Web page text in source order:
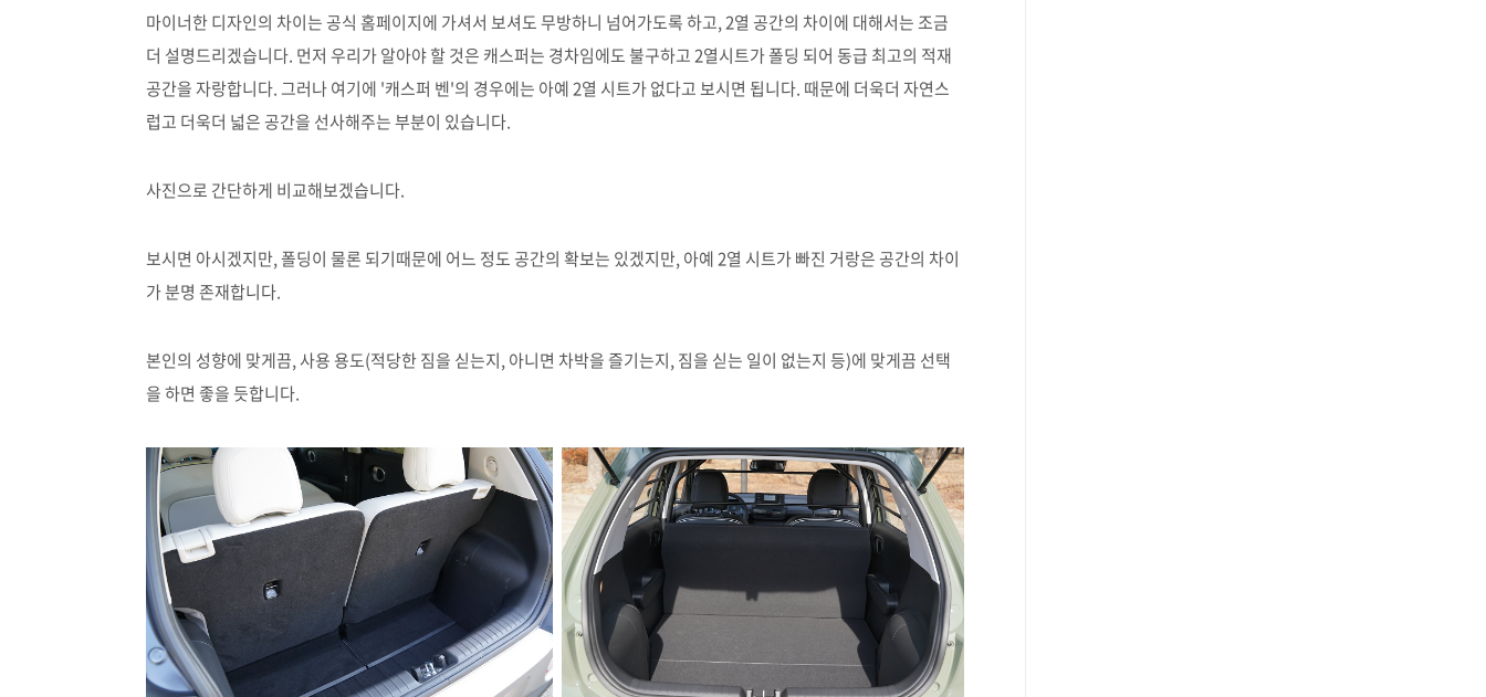
마이너한 디자인의 차이는 공식 홈페이지에 가셔서 보셔도 무방하니 넘어가도록 하고, 2열 공간의 차이에 대해서는 조금
더 설명드리겠습니다. 먼저 우리가 알아야 할 것은 캐스퍼는 경차임에도 불구하고 2열시트가 폴딩 되어 동급 최고의 적재
공간을 자랑합니다. 그러나 여기에 '캐스퍼 벤'의 경우에는 아예 2열 시트가 없다고 보시면 됩니다. 때문에 더욱더 자연스
럽고 더욱더 넓은 공간을 선사해주는 부분이 있습니다.
사진으로 간단하게 비교해보겠습니다.
보시면 아시겠지만, 폴딩이 물론 되기때문에 어느 정도 공간의 확보는 있겠지만, 아예 2열 시트가 빠진 거랑은 공간의 차이
가 분명 존재합니다.
본인의 성향에 맞게끔, 사용 용도(적당한 짐을 싣는지, 아니면 차박을 즐기는지, 짐을 싣는 일이 없는지 등)에 맞게끔 선택
을 하면 좋을 듯합니다.